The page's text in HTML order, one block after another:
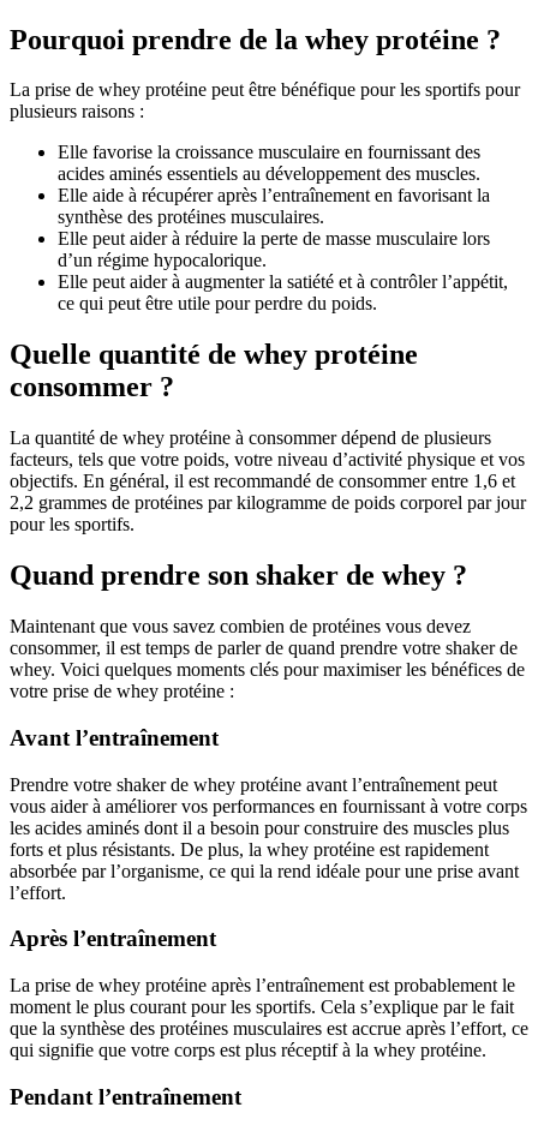
Pourquoi prendre de la whey protéine ?
La prise de whey protéine peut être bénéfique pour les sportifs pour
plusieurs raisons :
Elle favorise la croissance musculaire en fournissant des
acides aminés essentiels au développement des muscles.
Elle aide à récupérer après l’entraînement en favorisant la
synthèse des protéines musculaires.
Elle peut aider à réduire la perte de masse musculaire lors
d’un régime hypocalorique.
Elle peut aider à augmenter la satiété et à contrôler l’appétit,
ce qui peut être utile pour perdre du poids.
Quelle quantité de whey protéine
consommer ?
La quantité de whey protéine à consommer dépend de plusieurs
facteurs, tels que votre poids, votre niveau d’activité physique et vos
objectifs. En général, il est recommandé de consommer entre 1,6 et
2,2 grammes de protéines par kilogramme de poids corporel par jour
pour les sportifs.
Quand prendre son shaker de whey ?
Maintenant que vous savez combien de protéines vous devez
consommer, il est temps de parler de quand prendre votre shaker de
whey. Voici quelques moments clés pour maximiser les bénéfices de
votre prise de whey protéine :
Avant l’entraînement
Prendre votre shaker de whey protéine avant l’entraînement peut
vous aider à améliorer vos performances en fournissant à votre corps
les acides aminés dont il a besoin pour construire des muscles plus
forts et plus résistants. De plus, la whey protéine est rapidement
absorbée par l’organisme, ce qui la rend idéale pour une prise avant
l’effort.
Après l’entraînement
La prise de whey protéine après l’entraînement est probablement le
moment le plus courant pour les sportifs. Cela s’explique par le fait
que la synthèse des protéines musculaires est accrue après l’effort, ce
qui signifie que votre corps est plus réceptif à la whey protéine.
Pendant l’entraînement